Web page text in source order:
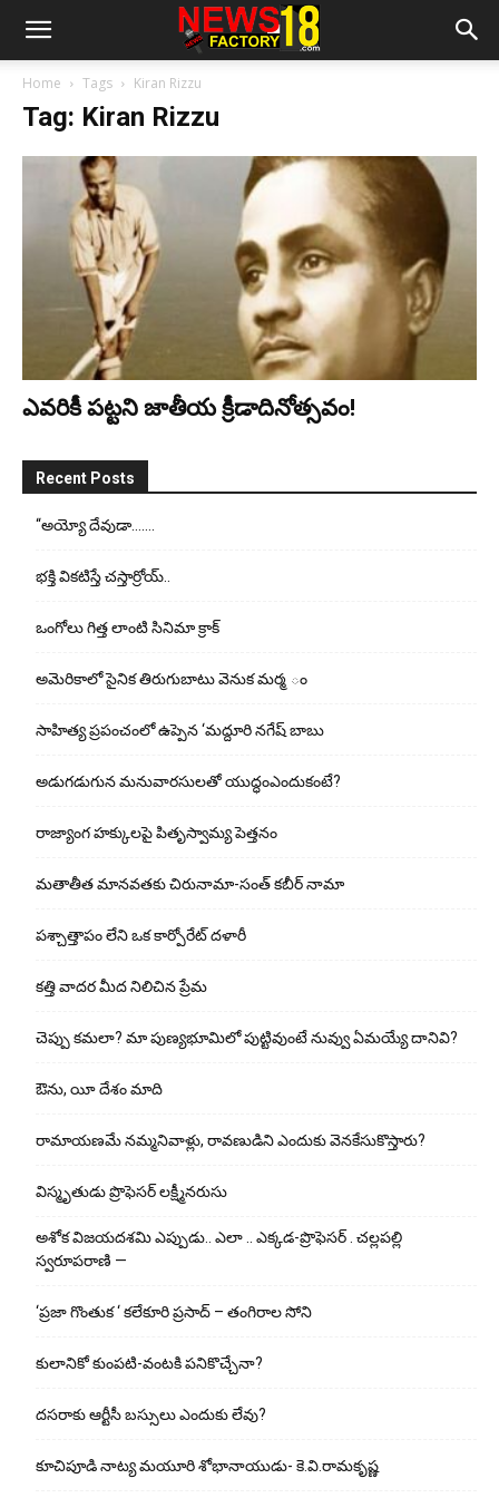
Home Tags Kiran Rizzu
Tag: Kiran Rizzu
ఎవరికీ పట్టని జాతీయ క్రీడాదినోత్సవం!
Recent Posts
“అయ్యో దేవుడా…….
భ‌క్తి విక‌టిస్తే చ‌స్తార్రోయ్‌..
ఒంగోలు గిత్త లాంటి సినిమా క్రాక్
అమెరికాలో సైనిక తిరుగుబాటు వెనుక మర్మ ం
సాహిత్య ప్రపంచంలో ఉప్పెన ‘మద్దూరి నగేష్ బాబు
అడుగ‌డుగున మ‌నువార‌సుల‌తో యుద్ధంఎందుకంటే?
రాజ్యాంగ హక్కులపై పితృస్వామ్య పెత్తనం
మతాతీత మానవతకు చిరునామా-సంత్ కబీర్ నామా
పశ్చాత్తాపం లేని ఒక కార్పోరేట్ దళారీ
కత్తి వాదర మీద నిలిచిన ప్రేమ
చెప్పు క‌మ‌లా? మా పుణ్యభూమిలో పుట్టివుంటే నువ్వు ఏమయ్యే దానివి?
ఔను, యీ దేశం మాది
రామాయణమే నమ్మనివాళ్లు, రావణుడిని ఎందుకు వెనకేసుకొస్తారు?
విస్మృతుడు ప్రొఫెసర్ లక్ష్మీనరుసు
అశోక విజ‌య‌ద‌శ‌మి ఎప్పుడు.. ఎలా .. ఎక్క‌డ‌-ప్రొఫెసర్ . చల్లపల్లి
స్వరూపరాణి —
‘ప్రజా గొంతుక ‘ కలేకూరి ప్రసాద్ – తంగిరాల సోని
కులానికో కుంప‌టి-వంట‌కి ప‌నికొచ్చేనా?
ద‌స‌రాకు ఆర్టీసీ బ‌స్సులు ఎందుకు లేవు?
కూచిపూడి నాట్య మ‌యూరి శోభానాయుడు- కె.వి.రామకృష్ణ